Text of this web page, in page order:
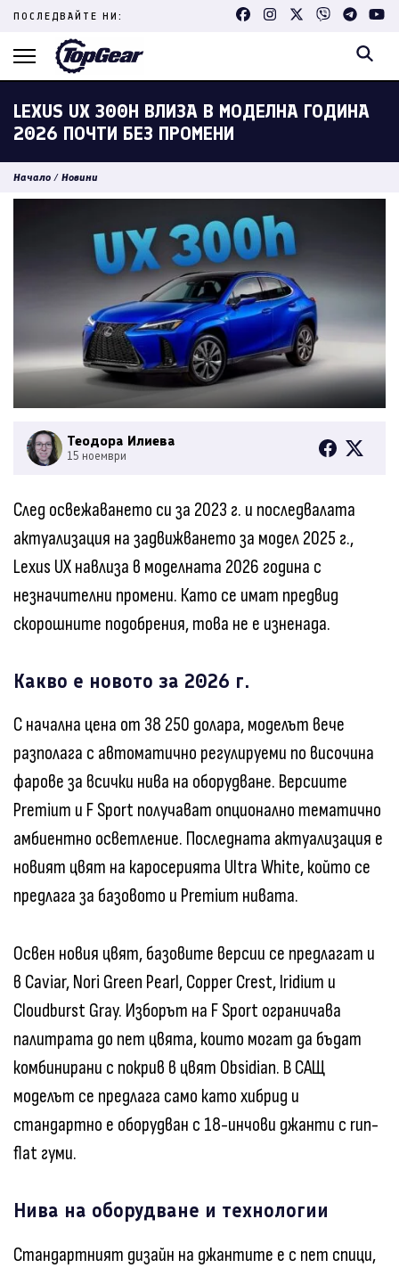
Skip
content
ПОСЛЕДВАЙТЕ НИ:
LEXUS UX 300H ВЛИЗА В МОДЕЛНА ГОДИНА
2026 ПОЧТИ БЕЗ ПРОМЕНИ
Начало / Новини
Теодора Илиева
15 ноември
След освежаването си за 2023 г. и последвалата
актуализация на задвижването за модел 2025 г.,
Lexus UX навлиза в моделната 2026 година с
незначителни промени. Като се имат предвид
скорошните подобрения, това не е изненада.
Какво е новото за 2026 г.
С начална цена от 38 250 долара, моделът вече
разполага с автоматично регулируеми по височина
фарове за всички нива на оборудване. Версиите
Premium и F Sport получават опционално тематично
амбиентно осветление. Последната актуализация е
новият цвят на каросерията Ultra White, който се
предлага за базовото и Premium нивата.
Освен новия цвят, базовите версии се предлагат и
в Caviar, Nori Green Pearl, Copper Crest, Iridium и
Cloudburst Gray. Изборът на F Sport ограничава
палитрата до пет цвята, които могат да бъдат
комбинирани с покрив в цвят Obsidian. В САЩ
моделът се предлага само като хибрид и
стандартно е оборудван с 18-инчови джанти с run-
flat гуми.
Нива на оборудване и технологии
Стандартният дизайн на джантите е с пет спици,